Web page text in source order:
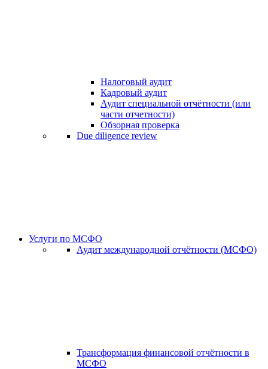
Налоговый аудит
Кадровый аудит
Аудит специальной отчётности (или
части отчетности)
Обзорная проверка
Due diligence review
Услуги по МСФО
Аудит международной отчётности (МСФО)
Трансформация финансовой отчётности в
МСФО